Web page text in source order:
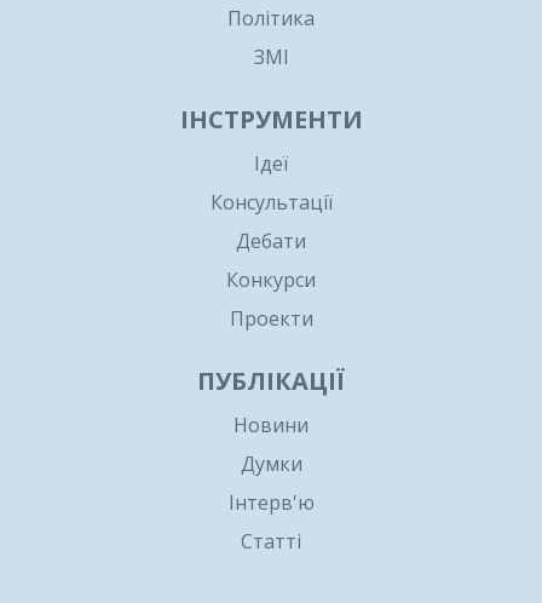
Політика
ЗМІ
ІНСТРУМЕНТИ
Ідеї
Консультації
Дебати
Конкурси
Проекти
ПУБЛІКАЦІЇ
Новини
Думки
Інтерв'ю
Статті